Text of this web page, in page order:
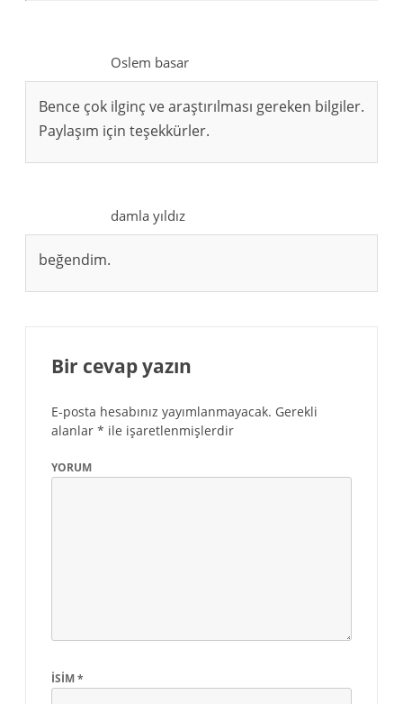
Oslem basar
Bence çok ilginç ve araştırılması gereken bilgiler.
Paylaşım için teşekkürler.
damla yıldız
beğendim.
Bir cevap yazın
E-posta hesabınız yayımlanmayacak. Gerekli
alanlar * ile işaretlenmişlerdir
YORUM
İSIM*